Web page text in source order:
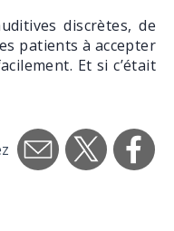
discrètes, de
patients à accepter
Et si c’était